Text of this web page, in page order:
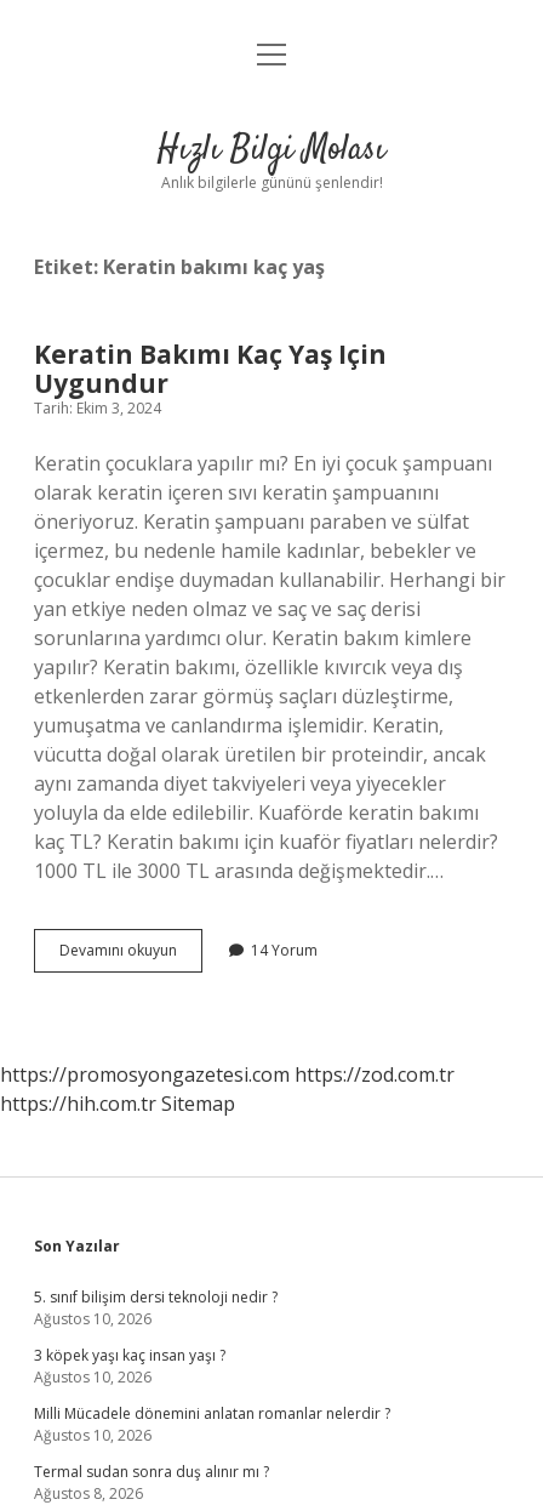
Anasayfa
Yasal Uyarı
menüyü
Hızlı Bilgi Molası
Anlık bilgilerle gününü şenlendir!
Etiket: Keratin bakımı kaç yaş
Keratin Bakımı Kaç Yaş Için
Uygundur
Tarih: Ekim 3, 2024
Keratin çocuklara yapılır mı? En iyi çocuk şampuanı
olarak keratin içeren sıvı keratin şampuanını
öneriyoruz. Keratin şampuanı paraben ve sülfat
içermez, bu nedenle hamile kadınlar, bebekler ve
çocuklar endişe duymadan kullanabilir. Herhangi bir
yan etkiye neden olmaz ve saç ve saç derisi
sorunlarına yardımcı olur. Keratin bakım kimlere
yapılır? Keratin bakımı, özellikle kıvırcık veya dış
etkenlerden zarar görmüş saçları düzleştirme,
yumuşatma ve canlandırma işlemidir. Keratin,
vücutta doğal olarak üretilen bir proteindir, ancak
aynı zamanda diyet takviyeleri veya yiyecekler
yoluyla da elde edilebilir. Kuaförde keratin bakımı
kaç TL? Keratin bakımı için kuaför fiyatları nelerdir?
1000 TL ile 3000 TL arasında değişmektedir.…
Devamını okuyun
Bakımı
14 Yorum
https://promosyongazetesi.com https://zod.com.tr
https://hih.com.trSitemap
Sidebar
Son Yazılar
5. sınıf bilişim dersi teknoloji nedir ?
Ağustos 10, 2026
3 köpek yaşı kaç insan yaşı ?
Ağustos 10, 2026
Milli Mücadele dönemini anlatan romanlar nelerdir ?
Ağustos 10, 2026
Termal sudan sonra duş alınır mı ?
Ağustos 8, 2026